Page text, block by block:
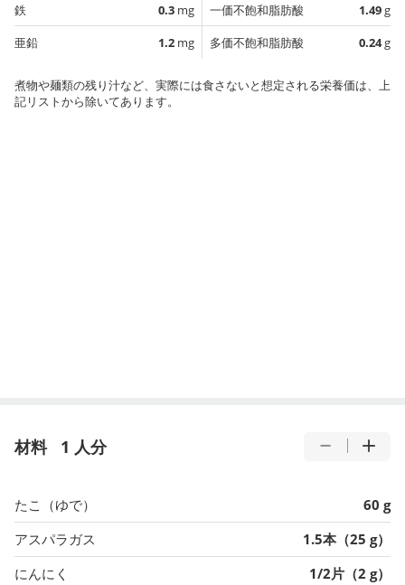
鉄
0.3 mg
亜鉛
1.2 mg
一価不飽和脂肪酸
1.49g
多価不飽和脂肪酸
0.24g
煮物や麺類の残り汁など、実際には食さないと想定される栄養価は、上
記リストから除いてあります。
材料 1 人分
たこ（ゆで）
60 g
アスパラガス
1.5本（25 g）
にんにく
1/2片（2 g）